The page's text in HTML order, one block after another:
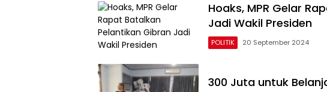
Hoaks, MPR Gelar
Jadi Wakil Presiden
POLITIK 20 September 2024
300 Juta untuk